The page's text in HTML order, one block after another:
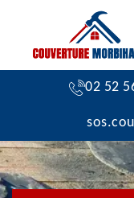
02 52